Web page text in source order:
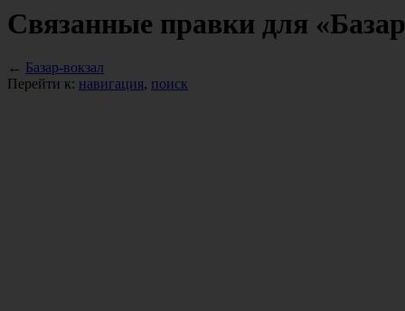
Связанные правки для
← Базар-вокзал
Перейти к: навигация, поиск